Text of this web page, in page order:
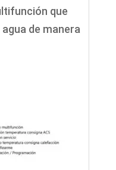
que
de manera